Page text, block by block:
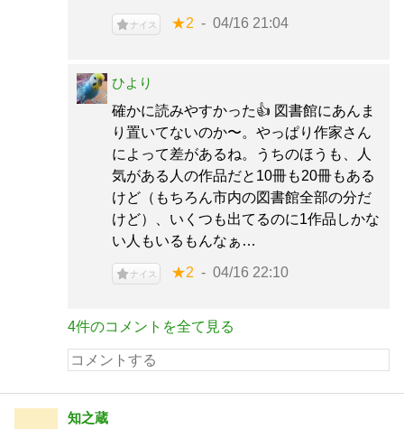
ナイス ★2 04/16 21:04
ひより
確かに読みやすかった👍 図書館にあんま
り置いてないのか〜。やっぱり作家さん
によって差があるね。うちのほうも、人
気がある人の作品だと10冊も20冊もある
けど（もちろん市内の図書館全部の分だ
けど）、いくつも出てるのに1作品しかな
い人もいるもんなぁ…
ナイス ★2 04/16 22:10
4件のコメントを全て見る
知之蔵